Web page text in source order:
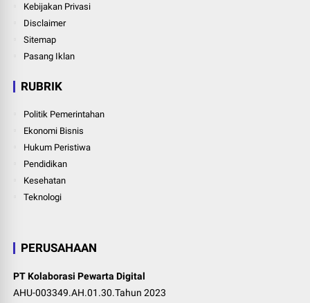
Kebijakan Privasi
Disclaimer
Sitemap
Pasang Iklan
RUBRIK
Politik Pemerintahan
Ekonomi Bisnis
Hukum Peristiwa
Pendidikan
Kesehatan
Teknologi
PERUSAHAAN
PT Kolaborasi Pewarta Digital
AHU-003349.AH.01.30.Tahun 2023